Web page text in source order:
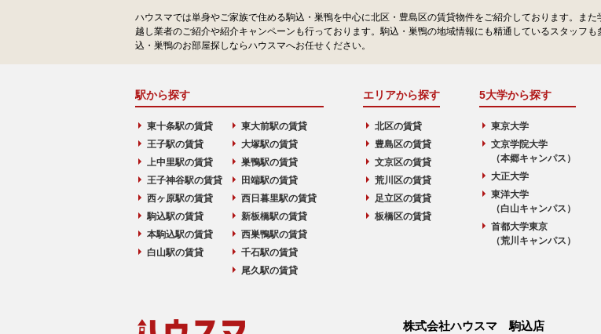
ハウスマでは単身やご家族で住める駒込・巣鴨を中心に北区・豊島区の賃貸物件をご紹介しております。ま
越し業者のご紹介や紹介キャンペーンも行っております。駒込・巣鴨の地域情報にも精通しているスタッフ
込・巣鴨のお部屋探しならハウスマへお任せください。
駅から探す
東十条駅の賃貸
王子駅の賃貸
上中里駅の賃貸
王子神谷駅の賃貸
西ヶ原駅の賃貸
駒込駅の賃貸
本駒込駅の賃貸
白山駅の賃貸
東大前駅の賃貸
大塚駅の賃貸
巣鴨駅の賃貸
田端駅の賃貸
西日暮里駅の賃貸
新板橋駅の賃貸
西巣鴨駅の賃貸
千石駅の賃貸
尾久駅の賃貸
エリアから探す
北区の賃貸
豊島区の賃貸
文京区の賃貸
荒川区の賃貸
足立区の賃貸
板橋区の賃貸
5大学から探す
東京大学
文京学院大学
（本郷キャンパス）
大正大学
東洋大学
（白山キャンパス）
首都大学東京
（荒川キャンパス）
株式会社ハウスマ 駒込店